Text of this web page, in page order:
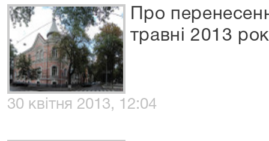
Про
травні 2013
30 квітня 2013, 12:04